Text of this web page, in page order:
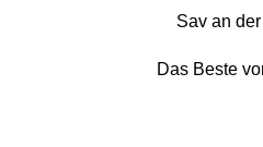
Sav an
Das Beste